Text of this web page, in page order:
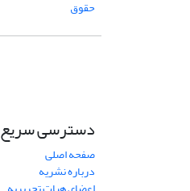
حقوق
دسترسی سریع
صفحه اصلی
درباره نشریه